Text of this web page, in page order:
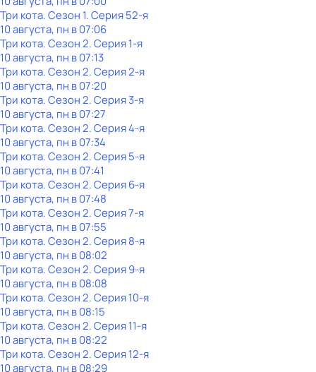
Три кота. Сезон 1. Серия 52-я
10 августа, пн в 07:06
Три кота. Сезон 2. Серия 1-я
10 августа, пн в 07:13
Три кота. Сезон 2. Серия 2-я
10 августа, пн в 07:20
Три кота. Сезон 2. Серия 3-я
10 августа, пн в 07:27
Три кота. Сезон 2. Серия 4-я
10 августа, пн в 07:34
Три кота. Сезон 2. Серия 5-я
10 августа, пн в 07:41
Три кота. Сезон 2. Серия 6-я
10 августа, пн в 07:48
Три кота. Сезон 2. Серия 7-я
10 августа, пн в 07:55
Три кота. Сезон 2. Серия 8-я
10 августа, пн в 08:02
Три кота. Сезон 2. Серия 9-я
10 августа, пн в 08:08
Три кота. Сезон 2. Серия 10-я
10 августа, пн в 08:15
Три кота. Сезон 2. Серия 11-я
10 августа, пн в 08:22
Три кота. Сезон 2. Серия 12-я
10 августа, пн в 08:29